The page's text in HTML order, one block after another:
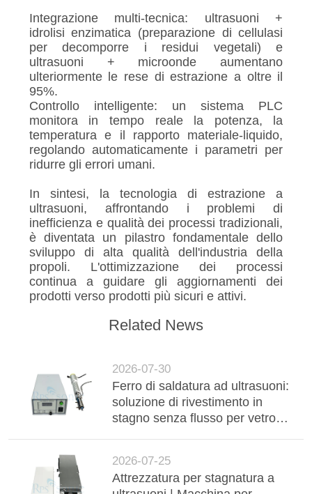
Integrazione multi-tecnica: ultrasuoni +
idrolisi enzimatica (preparazione di cellulasi
per decomporre i residui vegetali) e
ultrasuoni + microonde aumentano
ulteriormente le rese di estrazione a oltre il
95%.
Controllo intelligente: un sistema PLC
monitora in tempo reale la potenza, la
temperatura e il rapporto materiale-liquido,
regolando automaticamente i parametri per
ridurre gli errori umani.
In sintesi, la tecnologia di estrazione a
ultrasuoni, affrontando i problemi di
inefficienza e qualità dei processi tradizionali,
è diventata un pilastro fondamentale dello
sviluppo di alta qualità dell'industria della
propoli. L'ottimizzazione dei processi
continua a guidare gli aggiornamenti dei
prodotti verso prodotti più sicuri e attivi.
Related News
2026-07-30
Ferro di saldatura ad ultrasuoni:
soluzione di rivestimento in
stagno senza flusso per vetro
2026-07-25
Attrezzatura per stagnatura a